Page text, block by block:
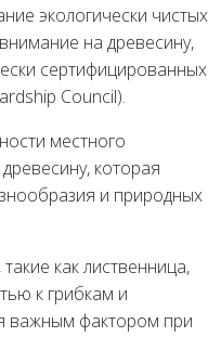
экологически чистых
на древесину,
сертифицированных
Council).
местного
которая
и природных
как лиственница,
к грибкам и
важным фактором при